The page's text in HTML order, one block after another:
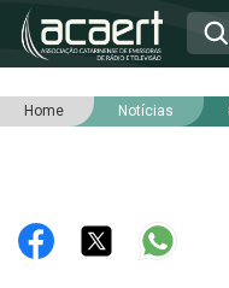
HOME
RNA
NOTÍCIAS
Home Notícias